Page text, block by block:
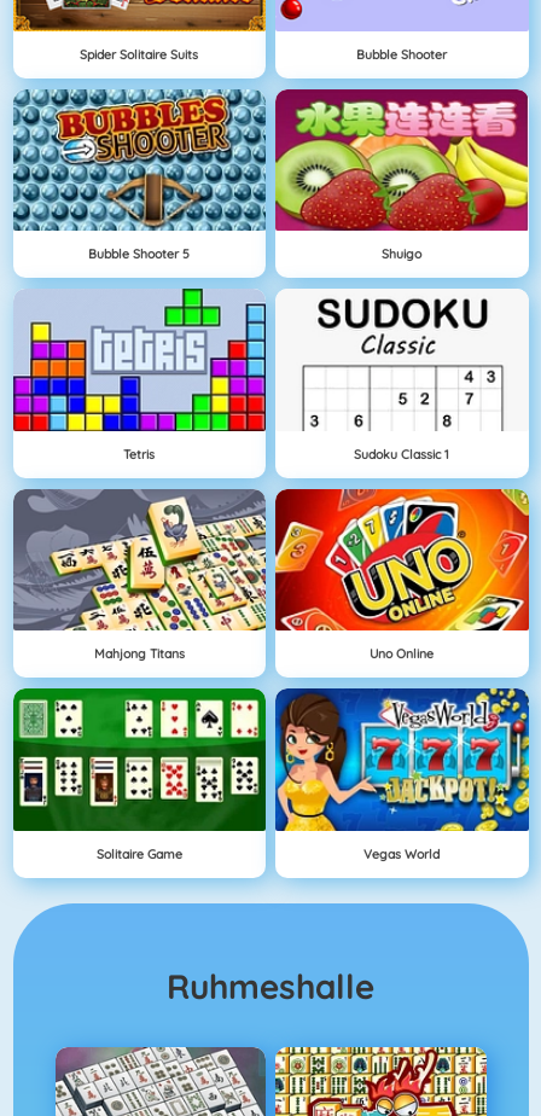
Spider Solitaire Suits Bubble Shooter
Bubble Shooter 5 Shuigo
Tetris Sudoku Classic 1
Mahjong Titans Uno Online
Solitaire Game Vegas World
Ruhmeshalle